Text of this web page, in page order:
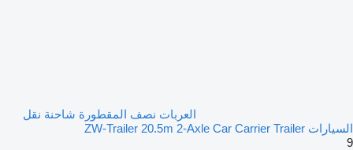
العربات نصف المقطورة شاحنة نقل
السيارات ZW-Trailer 20.5m 2-Axle Car Carrier Trailer
9